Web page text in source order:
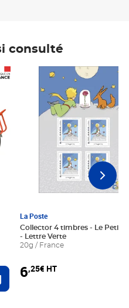
consulté
Ajouter au panier
La Poste
Collector 4 timbres - Le Petit
- Lettre Verte
20g / France
6,25€ HT
Prix 6,25€ HT